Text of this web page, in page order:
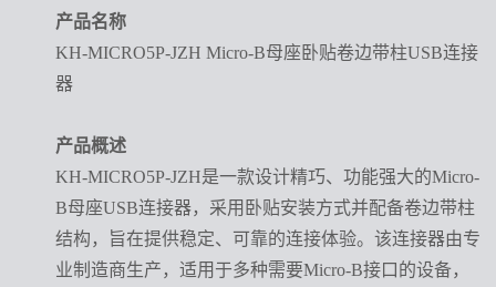
产品名称
KH-MICRO5P-JZH Micro-B母座卧贴卷边带柱USB连接
器
产品概述
KH-MICRO5P-JZH是一款设计精巧、功能强大的Micro-
B母座USB连接器，采用卧贴安装方式并配备卷边带柱
结构，旨在提供稳定、可靠的连接体验。该连接器由专
业制造商生产，适用于多种需要Micro-B接口的设备，